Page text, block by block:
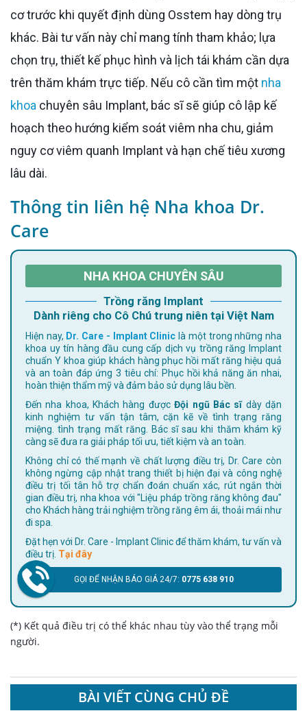
cơ trước khi quyết định dùng Osstem hay dòng trụ
khác. Bài tư vấn này chỉ mang tính tham khảo; lựa
chọn trụ, thiết kế phục hình và lịch tái khám cần dựa
trên thăm khám trực tiếp. Nếu cô cần tìm một nha
khoa chuyên sâu Implant, bác sĩ sẽ giúp cô lập kế
hoạch theo hướng kiểm soát viêm nha chu, giảm
nguy cơ viêm quanh Implant và hạn chế tiêu xương
lâu dài.
Thông tin liên hệ Nha khoa Dr.
Care
NHA KHOA CHUYÊN SÂU
Trồng răng Implant
Dành riêng cho Cô Chú trung niên tại Việt Nam
Hiện nay, Dr. Care - Implant Clinic là một trong những nha
khoa uy tín hàng đầu cung cấp dịch vụ trồng răng Implant
chuẩn Y khoa giúp khách hàng phục hồi mất răng hiệu quả
và an toàn đáp ứng 3 tiêu chí: Phục hồi khả năng ăn nhai,
hoàn thiện thẩm mỹ và đảm bảo sử dụng lâu bền.
Đến nha khoa, Khách hàng đượcĐội ngũ Bác sĩdày dặn
kinh nghiệm tư vấn tận tâm, cặn kẽ về tình trạng răng
miệng. tình trạng mất răng. Bác sĩ sau khi thăm khám kỹ
càng sẽ đưa ra giải pháp tối ưu, tiết kiệm và an toàn.
Không chỉ có thế mạnh về chất lượng điều trị, Dr. Care còn
không ngừng cập nhật trang thiết bị hiện đại và công nghệ
điều trị tối tân hỗ trợ chẩn đoán chuẩn xác, rút ngắn thời
gian điều trị, nha khoa với "Liệu pháp trồng răng không đau"
cho Khách hàng trải nghiệm trồng răng êm ái, thoải mái như
đi spa.
Đặt hẹn với Dr. Care - Implant Clinic để thăm khám, tư vấn và
điều trị. Tại đây
GỌI ĐỂ NHẬN BÁO GIÁ 24/7: 0775 638 910
(*) Kết quả điều trị có thể khác nhau tùy vào thể trạng mỗi
người.
BÀI VIẾT CÙNG CHỦ ĐỀ